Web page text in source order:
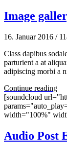
Image
16. Januar 2016 /
Class dapibus
parturient a at
adipiscing morbi a
Continue reading
[soundcloud
width="100%"
Audio Post